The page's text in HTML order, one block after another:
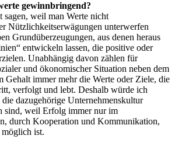
gewinnbringend?
sagen, weil man Werte nicht
Nützlichkeitserwägungen unterwerfen
Grundüberzeugungen, aus denen heraus
entwickeln lassen, die positive oder
Unabhängig davon zählen für
und ökonomischer Situation neben dem
Gehalt immer mehr die Werte oder Ziele, die
verfolgt und lebt. Deshalb würde ich
die dazugehörige Unternehmenskultur
sind, weil Erfolg immer nur im
durch Kooperation und Kommunikation,
ist.